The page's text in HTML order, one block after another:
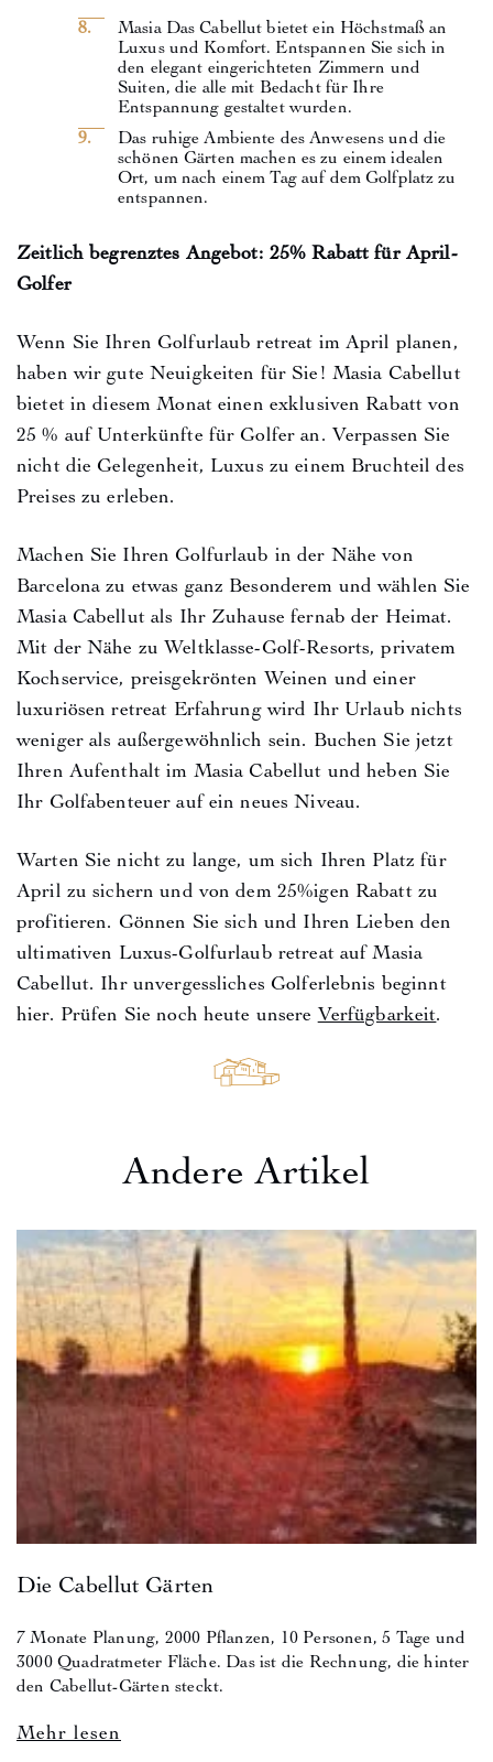
Masia Das Cabellut bietet ein Höchstmaß an
Luxus und Komfort. Entspannen Sie sich in
den elegant eingerichteten Zimmern und
Suiten, die alle mit Bedacht für Ihre
Entspannung gestaltet wurden.
Das ruhige Ambiente des Anwesens und die
schönen Gärten machen es zu einem idealen
Ort, um nach einem Tag auf dem Golfplatz zu
entspannen.
Zeitlich begrenztes Angebot: 25% Rabatt für April-
Golfer
Wenn Sie Ihren Golfurlaub retreat im April planen,
haben wir gute Neuigkeiten für Sie! Masia Cabellut
bietet in diesem Monat einen exklusiven Rabatt von
25 % auf Unterkünfte für Golfer an. Verpassen Sie
nicht die Gelegenheit, Luxus zu einem Bruchteil des
Preises zu erleben.
Machen Sie Ihren Golfurlaub in der Nähe von
Barcelona zu etwas ganz Besonderem und wählen Sie
Masia Cabellut als Ihr Zuhause fernab der Heimat.
Mit der Nähe zu Weltklasse-Golf-Resorts, privatem
Kochservice, preisgekrönten Weinen und einer
luxuriösen retreat Erfahrung wird Ihr Urlaub nichts
weniger als außergewöhnlich sein. Buchen Sie jetzt
Ihren Aufenthalt im Masia Cabellut und heben Sie
Ihr Golfabenteuer auf ein neues Niveau.
Warten Sie nicht zu lange, um sich Ihren Platz für
April zu sichern und von dem 25%igen Rabatt zu
profitieren. Gönnen Sie sich und Ihren Lieben den
ultimativen Luxus-Golfurlaub retreat auf Masia
Cabellut. Ihr unvergessliches Golferlebnis beginnt
hier. Prüfen Sie noch heute unsere Verfügbarkeit.
Andere Artikel
Die Cabellut Gärten
7 Monate Planung, 2000 Pflanzen, 10 Personen, 5 Tage und
3000 Quadratmeter Fläche. Das ist die Rechnung, die hinter
den Cabellut-Gärten steckt.
Mehr lesen